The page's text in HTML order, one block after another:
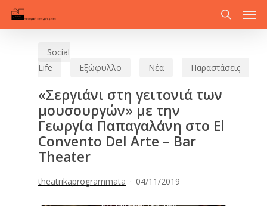
Skip
search
Social
Life
Εξώφυλλο Νέα Παραστάσεις
«Σεργιάνι στη γειτονιά των
μουσουργών» με την
Γεωργία Παπαγαλάνη στο El
Convento Del Arte – Bar
Theater
theatrikaprogrammata 04/11/2019